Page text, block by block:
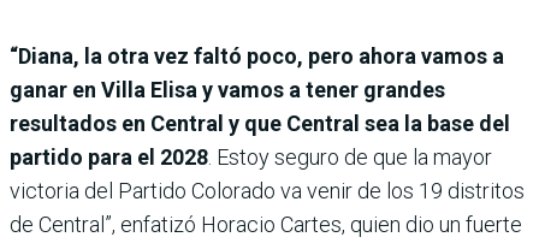
“Diana, la otra vez faltó poco, pero ahora vamos a
ganar en Villa Elisa y vamos a tener grandes
resultados en Central y que Central sea la base del
partido para el 2028 . Estoy seguro de que la mayor
victoria del Partido Colorado va venir de los 19 distritos
de Central”, enfatizó Horacio Cartes, quien dio un fuerte